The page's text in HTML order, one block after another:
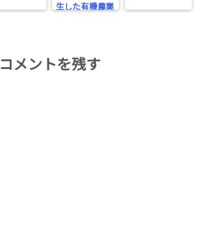
生した有機農業
コメントを残す